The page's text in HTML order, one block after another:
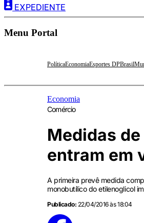
EXPEDIENTE
Menu Portal
PolíticaEconomiaEsportes DPBrasil
Economia
Comércio
Medidas
entram em
A primeira prevê medida
monobutílico do etilenoglicol
Publicado: 22/04/2016 às 18:04